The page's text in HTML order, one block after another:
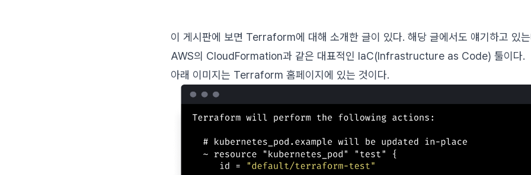
이 게시판에 보면 Terraform에 대해 소개한 글이 있다. 해당 글에서도 얘기하고 있
AWS의 CloudFormation과 같은 대표적인 IaC(Infrastructure as Code) 툴이다.
아래 이미지는 Terraform 홈페이지에 있는 것이다.